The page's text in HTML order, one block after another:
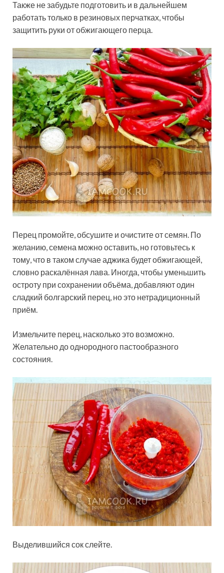
Также не забудьте подготовить и в дальнейшем
работать только в резиновых перчатках, чтобы
защитить руки от обжигающего перца.
Перец промойте, обсушите и очистите от семян. По
желанию, семена можно оставить, но готовьтесь к
тому, что в таком случае аджика будет обжигающей,
словно раскалённая лава. Иногда, чтобы уменьшить
остроту при сохранении объёма, добавляют один
сладкий болгарский перец, но это нетрадиционный
приём.
Измельчите перец, насколько это возможно.
Желательно до однородного пастообразного
состояния.
Выделившийся сок слейте.